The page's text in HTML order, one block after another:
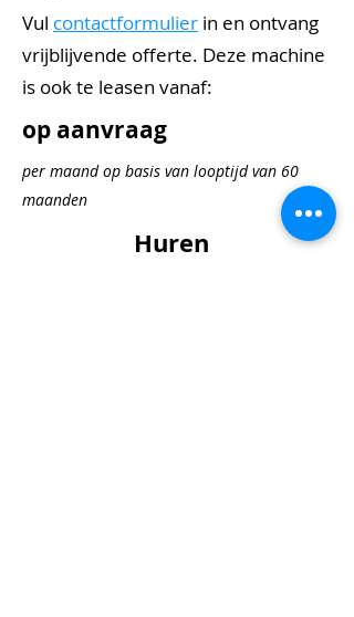
Vul contactformulier in en ontvang
vrijblijvende offerte. Deze machine
is ook te leasen vanaf:
op aanvraag
per maand op basis van looptijd van 60
maanden
Huren